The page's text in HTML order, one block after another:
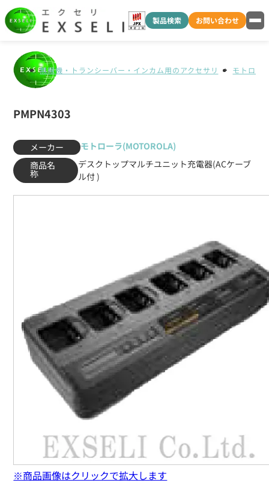
製品検索 お問い合わせ
無線機・トランシーバー・インカム用のアクセサリ モトロー
PMPN4303
メーカー
モトローラ(MOTOROLA)
商品名
称
デスクトップマルチユニット充電器(ACケーブ
ル付 )
※商品画像はクリックで拡大します